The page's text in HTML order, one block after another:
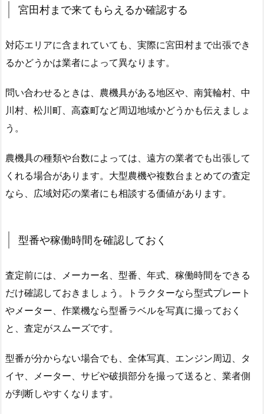
宮田村まで来てもらえるか確認する
対応エリアに含まれていても、実際に宮田村まで出張でき
るかどうかは業者によって異なります。
問い合わせるときは、農機具がある地区や、南箕輪村、中
川村、松川町、高森町など周辺地域かどうかも伝えましょ
う。
農機具の種類や台数によっては、遠方の業者でも出張して
くれる場合があります。大型農機や複数台まとめての査定
なら、広域対応の業者にも相談する価値があります。
型番や稼働時間を確認しておく
査定前には、メーカー名、型番、年式、稼働時間をできる
だけ確認しておきましょう。トラクターなら型式プレート
やメーター、作業機なら型番ラベルを写真に撮っておく
と、査定がスムーズです。
型番が分からない場合でも、全体写真、エンジン周辺、タ
イヤ、メーター、サビや破損部分を撮って送ると、業者側
が判断しやすくなります。